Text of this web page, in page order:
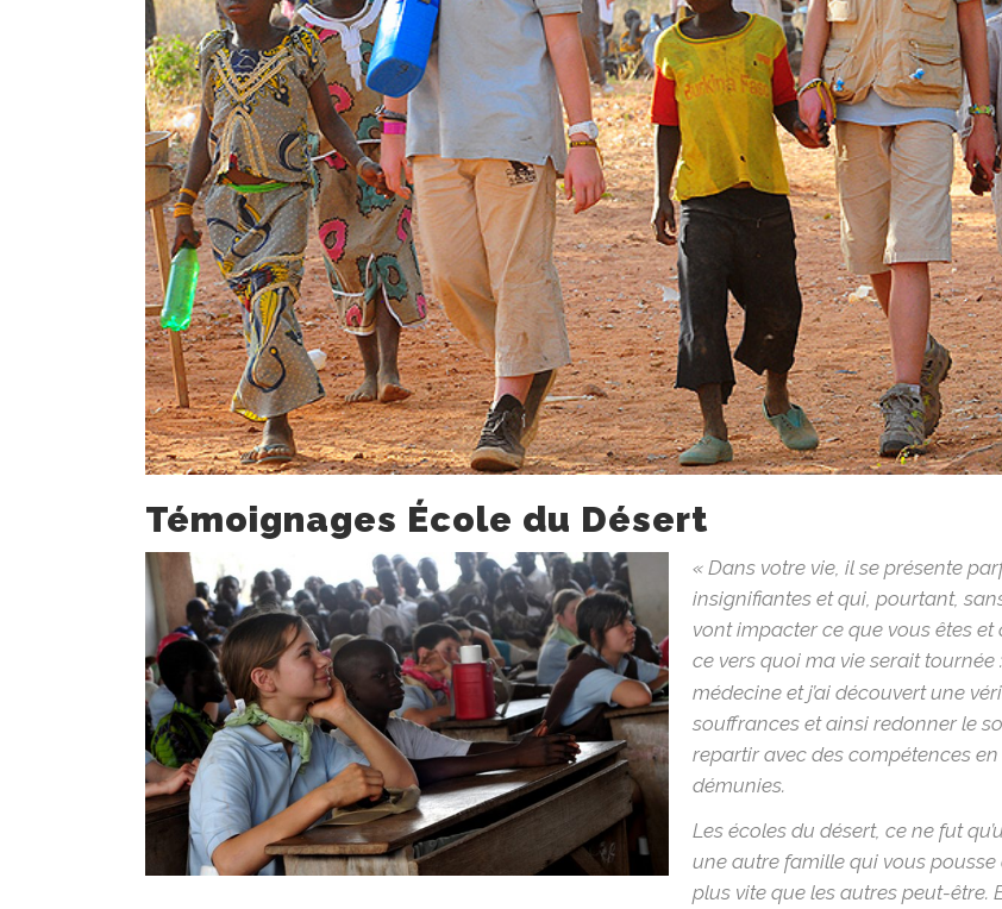
Témoignages École du Désert
« Dans votre vie, il se présente
insignifiantes et qui, pourtant,
vont impacter ce que vous êtes et
ce vers quoi ma vie serait tournée :
médecine et j’ai découvert une
souffrances et ainsi redonner le
repartir avec des compétences
démunies.
Les écoles du désert, ce ne fut
une autre famille qui vous
plus vite que les autres peut-être.